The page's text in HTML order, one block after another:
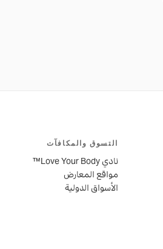
التسوق والمكافآت
نادي Love Your Body™
مواقع المعارض
الأسواق الدولية